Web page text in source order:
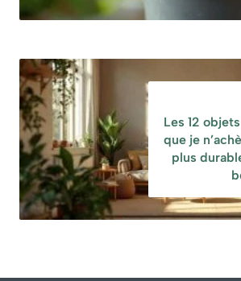
Les 12
que je
plus